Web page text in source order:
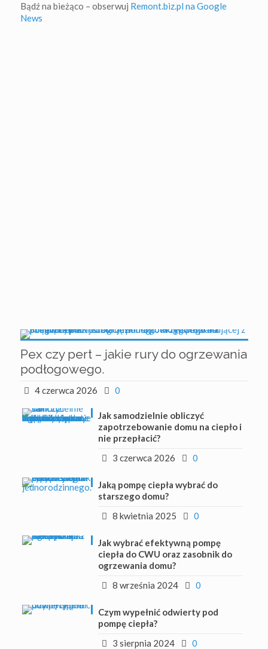
Bądź na bieżąco – obserwuj Remont.biz.pl na Google
News
Pex czy pert – jakie rury do ogrzewania
podłogowego.
4 czerwca 2026 0
Jak samodzielnie obliczyć
zapotrzebowanie domu na ciepło i
nie przepłacić?
3 czerwca 2026
0
Jaką pompę ciepła wybrać do
starszego domu?
8 kwietnia 2025
0
Jak wybrać efektywną pompę
ciepła do CWU oraz zasobnik do
ogrzewania domu?
8 września 2024
0
Czym wypełnić odwierty pod
pompę ciepła?
3 sierpnia 2024
0